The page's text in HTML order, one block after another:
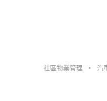
社區物業管理 汽